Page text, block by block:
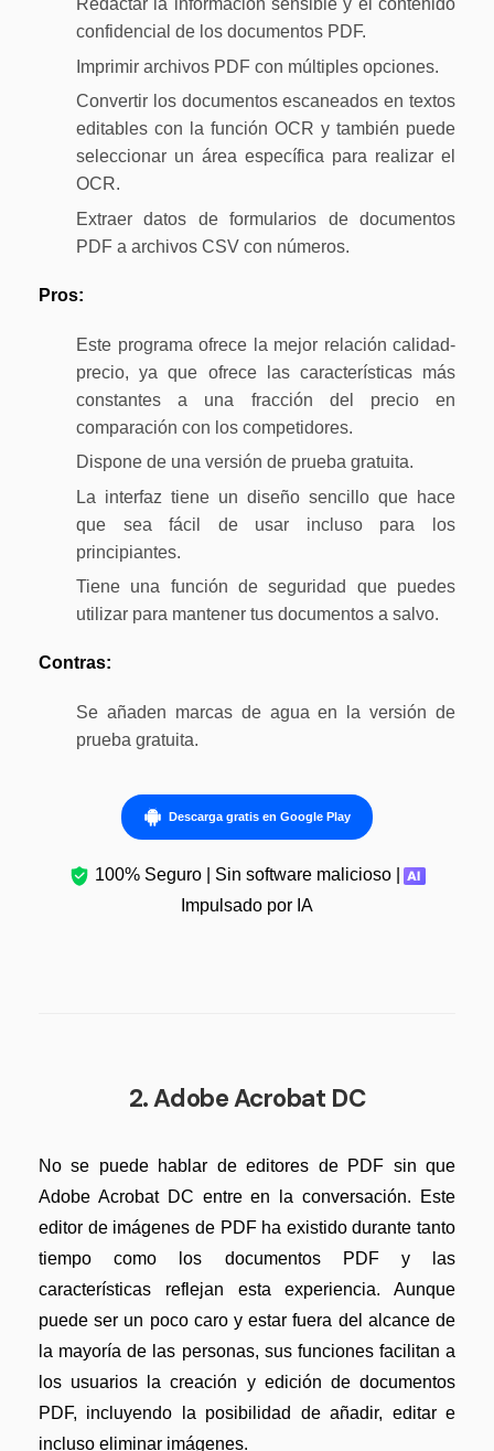
Redactar la información sensible y el contenido
confidencial de los documentos PDF.
Imprimir archivos PDF con múltiples opciones.
Convertir los documentos escaneados en textos
editables con la función OCR y también puede
seleccionar un área específica para realizar el
OCR.
Extraer datos de formularios de documentos
PDF a archivos CSV con números.
Pros:
Este programa ofrece la mejor relación calidad-
precio, ya que ofrece las características más
constantes a una fracción del precio en
comparación con los competidores.
Dispone de una versión de prueba gratuita.
La interfaz tiene un diseño sencillo que hace
que sea fácil de usar incluso para los
principiantes.
Tiene una función de seguridad que puedes
utilizar para mantener tus documentos a salvo.
Contras:
Se añaden marcas de agua en la versión de
prueba gratuita.
Descarga gratis en Google Play
100% Seguro | Sin software malicioso |
Impulsado por IA
2. Adobe Acrobat DC
No se puede hablar de editores de PDF sin que
Adobe Acrobat DC entre en la conversación. Este
editor de imágenes de PDF ha existido durante tanto
tiempo como los documentos PDF y las
características reflejan esta experiencia. Aunque
puede ser un poco caro y estar fuera del alcance de
la mayoría de las personas, sus funciones facilitan a
los usuarios la creación y edición de documentos
PDF, incluyendo la posibilidad de añadir, editar e
incluso eliminar imágenes.